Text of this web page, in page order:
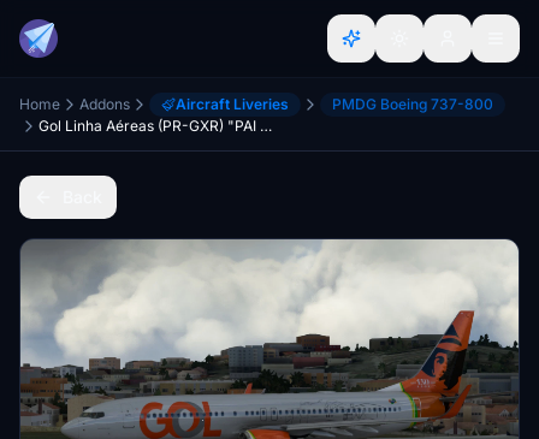
Home Addons Aircraft Liveries
PMDG Boeing 737-800
Gol Linha Aéreas (PR-GXR) "PAI DA AVIAÇÃO SANTOS DUMONT"